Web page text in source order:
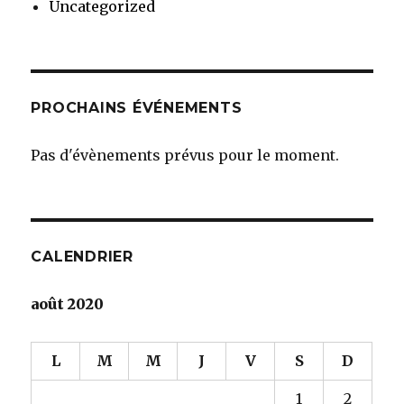
Uncategorized
PROCHAINS ÉVÉNEMENTS
Pas d'évènements prévus pour le moment.
CALENDRIER
août 2020
L M M J V S D
1 2